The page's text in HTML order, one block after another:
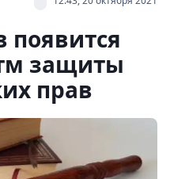
появится
защиты
прав